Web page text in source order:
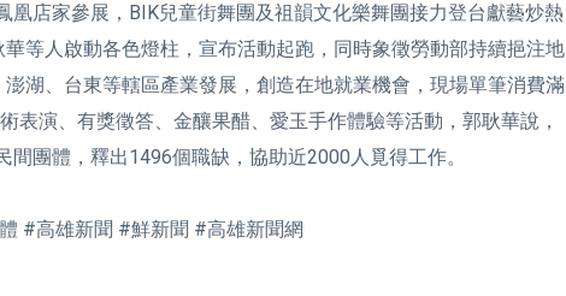
凰店家參展，BIK兒童街舞團及祖韻文化樂舞團接力登台獻藝炒熱
等人啟動各色燈柱，宣布活動起跑，同時象徵勞動部持續挹注地
湖、台東等轄區產業發展，創造在地就業機會，現場單筆消費滿
表演、有獎徵答、金釀果醋、愛玉手作體驗等活動，郭耿華說，
團體，釋出1496個職缺，協助近2000人覓得工作。
#高雄新聞 #鮮新聞 #高雄新聞網